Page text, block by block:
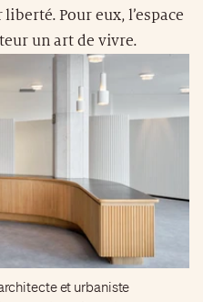
Pour eux, l’espace
un art de vivre.
et urbaniste